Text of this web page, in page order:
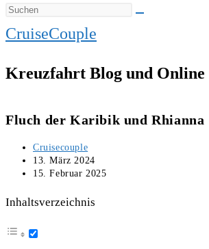
CruiseCouple
Kreuzfahrt Blog und Online
Fluch der Karibik und Rhianna
Beitrags-
Autor:
Cruisecouple
Beitrag
veröffentlicht:
13. März 2024
Beitrag
geändert
15. Februar 2025
Inhaltsverzeichnis